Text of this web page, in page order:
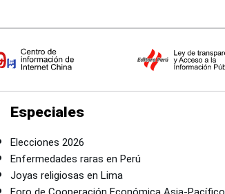
Especiales
Elecciones 2026
Enfermedades raras en Perú
Joyas religiosas en Lima